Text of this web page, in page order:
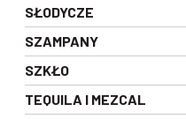
SŁODYCZE
SZAMPANY
SZKŁO
TEQUILA I MEZCAL